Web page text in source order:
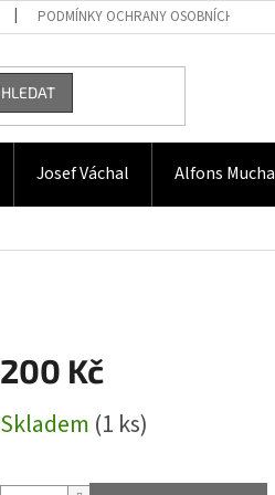
PODMÍNKY OCHRANY OSOBNÍCH ÚDAJŮ
HLEDAT
Josef Váchal Alfons Mucha
200 Kč
cena:
Skladem (1 ks)